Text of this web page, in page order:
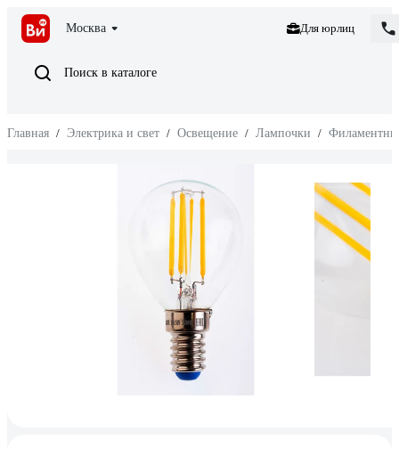
Москва Для юрлиц
Поиск в каталоге
Главная / Электрика и свет / Освещение / Лампочки /